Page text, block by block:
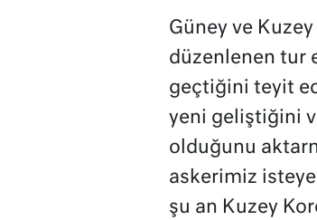
Güney ve
düzenlenen tur
geçtiğini teyit
yeni geliştiğini
olduğunu
askerimiz
şu an Kuzey